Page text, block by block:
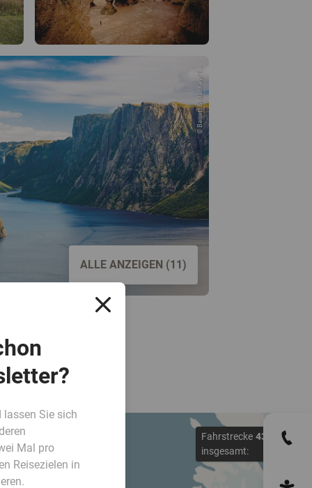
© Barrett & MacKay/T...
ALLE ANZEIGEN (11)
Fahrstrecke
insgesamt:
4300 km
lassen Sie sich
Mal pro
Reisezielen in